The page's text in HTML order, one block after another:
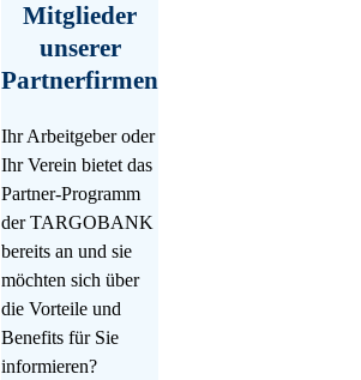
Mitglieder
unserer
Partnerfirmen
Ihr Arbeitgeber oder
Ihr Verein bietet das
Partner-Programm
der TARGOBANK
bereits an und sie
möchten sich über
die Vorteile und
Benefits für Sie
informieren?